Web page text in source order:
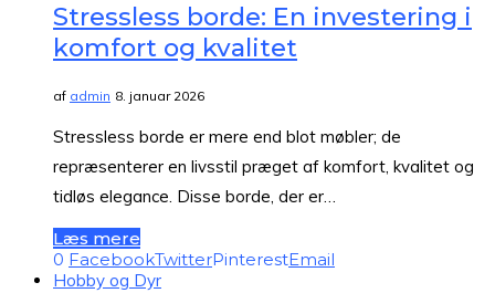
Stressless borde: En investering i
komfort og kvalitet
af admin 8. januar 2026
Stressless borde er mere end blot møbler; de
repræsenterer en livsstil præget af komfort, kvalitet og
tidløs elegance. Disse borde, der er…
Læs mere
0 FacebookTwitterPinterestEmail
Hobby og Dyr